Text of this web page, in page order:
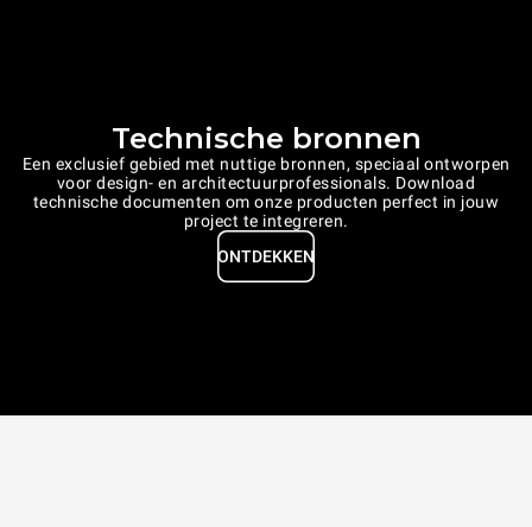
Technische bronnen
Een exclusief gebied met nuttige bronnen, speciaal ontworpen
voor design- en architectuurprofessionals. Download
technische documenten om onze producten perfect in jouw
project te integreren.
ONTDEKKEN